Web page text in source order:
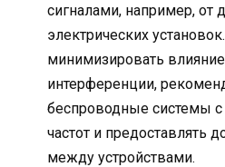
сигналами, например,
электрических
минимизировать
интерференции,
беспроводные системы
частот и предоставлять
между устройствами.